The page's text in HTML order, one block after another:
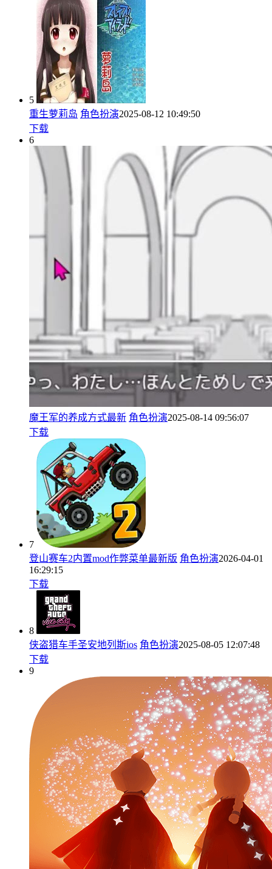
5
重生萝莉岛 角色扮演2025-08-12 10:49:50
下载
6
魔王军的养成方式最新 角色扮演2025-08-14 09:56:07
下载
7
登山赛车2内置mod作弊菜单最新版 角色扮演2026-04-01
16:29:15
下载
8
侠盗猎车手圣安地列斯ios 角色扮演2025-08-05 12:07:48
下载
9